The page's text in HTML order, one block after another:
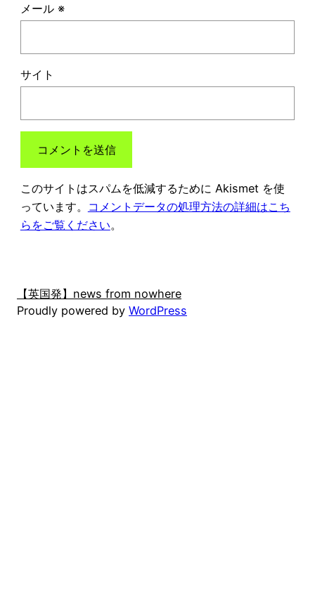
メール ※
サイト
このサイトはスパムを低減するために Akismet を使
っています。
コメントデータの処理方法の詳細はこち
らをご覧ください。
【英国発】news from nowhere
Proudly powered by WordPress